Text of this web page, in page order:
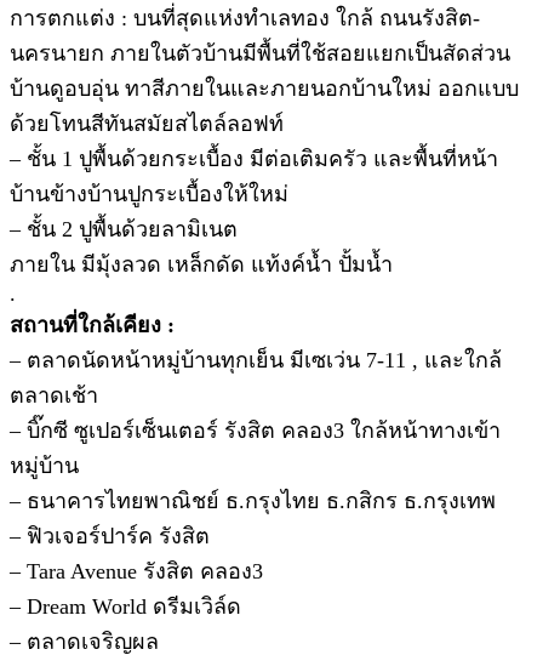
การตกแต่ง : บนที่สุดแห่งทำเลทอง ใกล้ ถนนรังสิต-
นครนายก ภายในตัวบ้านมีพื้นที่ใช้สอยแยกเป็นสัดส่วน
บ้านดูอบอุ่น ทาสีภายในและภายนอกบ้านใหม่ ออกแบบ
ด้วยโทนสีทันสมัยสไตล์ลอฟท์
– ชั้น 1 ปูพื้นด้วยกระเบื้อง มีต่อเติมครัว และพื้นที่หน้า
บ้านข้างบ้านปูกระเบื้องให้ใหม่
– ชั้น 2 ปูพื้นด้วยลามิเนต
ภายใน มีมุ้งลวด เหล็กดัด แท้งค์น้ำ ปั้มน้ำ
.
สถานที่ใกล้เคียง :
– ตลาดนัดหน้าหมู่บ้านทุกเย็น มีเซเว่น 7-11 , และใกล้
ตลาดเช้า
– บิ๊กซี ซูเปอร์เซ็นเตอร์ รังสิต คลอง3 ใกล้หน้าทางเข้า
หมู่บ้าน
– ธนาคารไทยพาณิชย์ ธ.กรุงไทย ธ.กสิกร ธ.กรุงเทพ
– ฟิวเจอร์ปาร์ค รังสิต
– Tara Avenue รังสิต คลอง3
– Dream World ดรีมเวิล์ด
– ตลาดเจริญผล